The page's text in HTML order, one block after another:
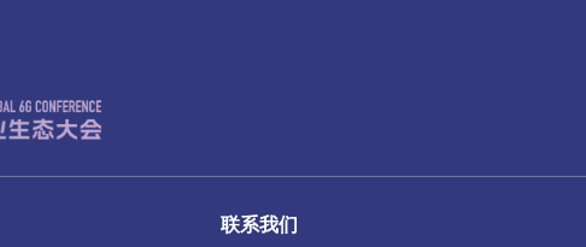
联系我们